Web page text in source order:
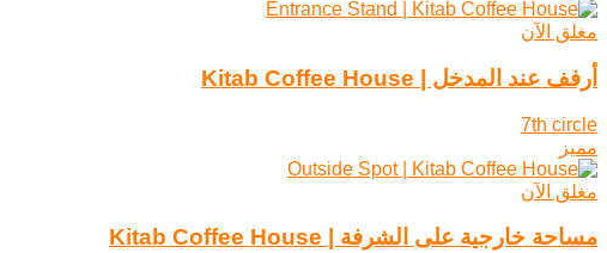
مغلق الآن
أرفف عند المدخل | Kitab Coffee House
7th circle
مميز
مغلق الآن
مساحة خارجية على الشرفة | Kitab Coffee House